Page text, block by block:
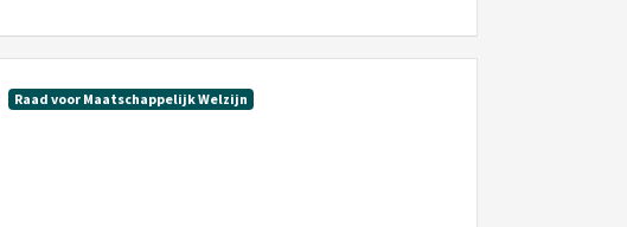
Raad voor Maatschappelijk Welzijn